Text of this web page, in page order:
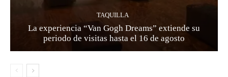
TAQUILLA
La experiencia “Van Gogh Dreams” extiende su
periodo de visitas hasta el 16 de agosto